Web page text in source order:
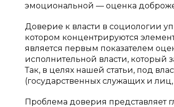
эмоциональной — оценка
Доверие к власти в социологии
котором концентрируются
является первым показателем
исполнительной власти, который
Так, в целях нашей статьи, под
(государственных служащих и
Проблема доверия представляет